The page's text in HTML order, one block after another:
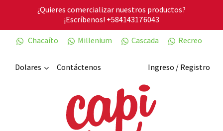
¿Quieres comercializar nuestros productos?
¡Escríbenos!+584143176043
Chacaíto
Millenium Cascada Recreo
Dolares Ingreso / Registro
Contáctenos